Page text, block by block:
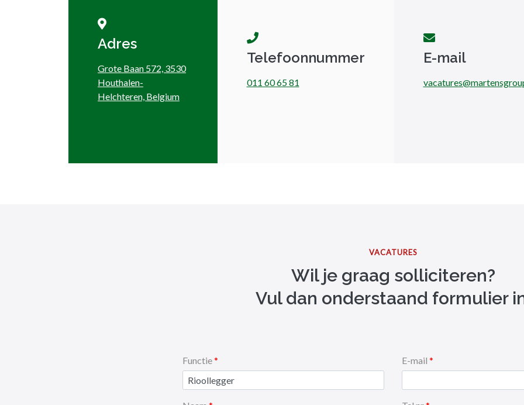
Adres
Grote Baan 572, 3530
Houthalen-
Helchteren, Belgium
Telefoonnummer
011 60 65 81
E-mail
VACATURES
Wil je graag solliciteren?
​​​​​​​Vul dan onderstaand formulier
Functie E-mail